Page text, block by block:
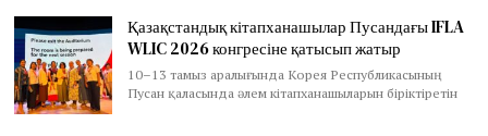
Қазақстандық кітапханашылар Пусандағы IFLA
WLIC 2026 конгресіне қатысып жатыр
10–13 тамыз аралығында Корея Республикасының
Пусан қаласында әлем кітапханашыларын біріктіретін